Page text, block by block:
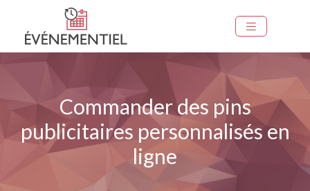
Commander des pins
publicitaires personnalisés en
ligne